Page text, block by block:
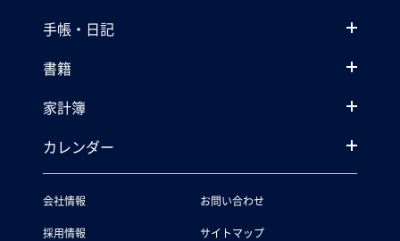
手帳・日記
書籍
家計簿
カレンダー
会社情報
採用情報
お問い合わせ
サイトマップ